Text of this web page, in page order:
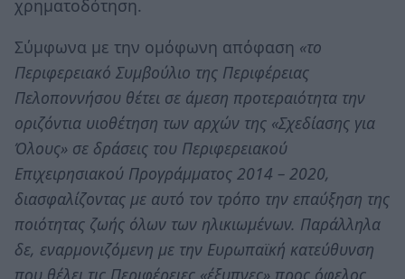
χρηματοδότηση.
Σύμφωνα με την ομόφωνη απόφαση «το
Περιφερειακό Συμβούλιο της Περιφέρειας
Πελοποννήσου θέτει σε άμεση προτεραιότητα την
οριζόντια υιοθέτηση των αρχών της «Σχεδίασης για
Όλους» σε δράσεις του Περιφερειακού
Επιχειρησιακού Προγράμματος 2014 – 2020,
διασφαλίζοντας με αυτό τον τρόπο την επαύξηση της
ποιότητας ζωής όλων των ηλικιωμένων. Παράλληλα
δε, εναρμονιζόμενη με την Ευρωπαϊκή κατεύθυνση
που θέλει τις Περιφέρειες «έξυπνες» προς όφελος